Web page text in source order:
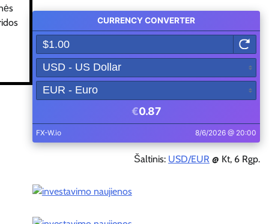
Šaltinis: USD/EUR @ Kt, 6 Rgp.